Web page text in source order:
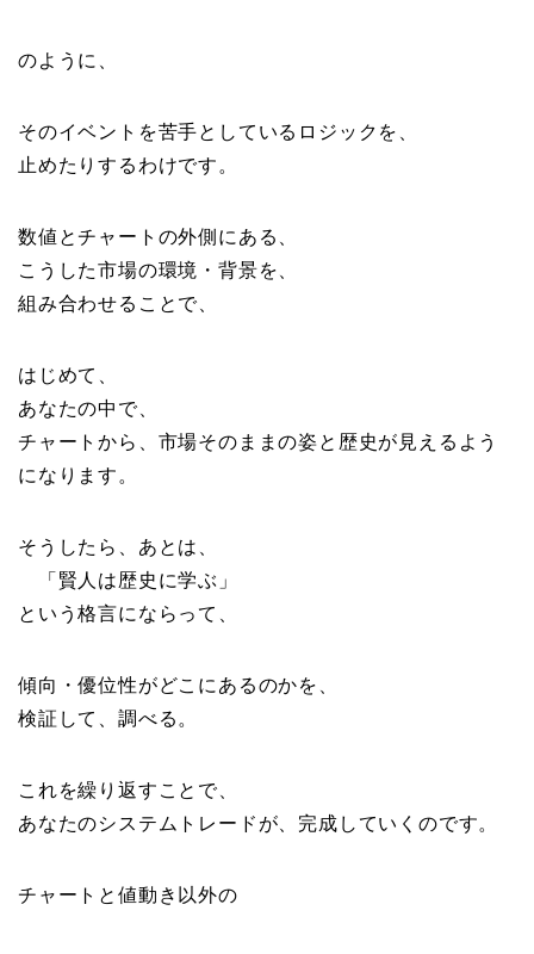
のように、
そのイベントを苦手としているロジックを、
止めたりするわけです。
数値とチャートの外側にある、
こうした市場の環境・背景を、
組み合わせることで、
はじめて、
あなたの中で、
チャートから、市場そのままの姿と歴史が見えるよう
になります。
そうしたら、あとは、
「賢人は歴史に学ぶ」
という格言にならって、
傾向・優位性がどこにあるのかを、
検証して、調べる。
これを繰り返すことで、
あなたのシステムトレードが、完成していくのです。
チャートと値動き以外の